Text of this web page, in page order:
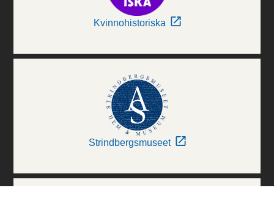
Kvinnohistoriska
Strindbergsmuseet